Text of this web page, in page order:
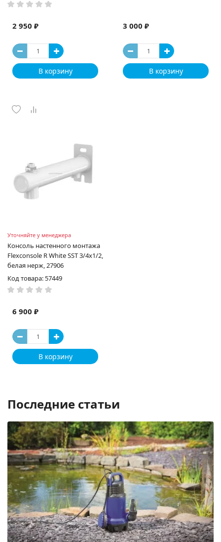
2 950 ₽
В корзину
3 000 ₽
В корзину
Уточняйте у менеджера
Консоль настенного монтажа
Flexconsole R White SST 3/4х1/2,
белая нерж, 27906
Код товара: 57449
6 900 ₽
В корзину
Последние статьи